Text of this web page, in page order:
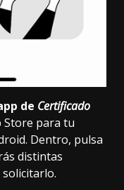
de Certificado
Store para tu
Dentro, pulsa
distintas